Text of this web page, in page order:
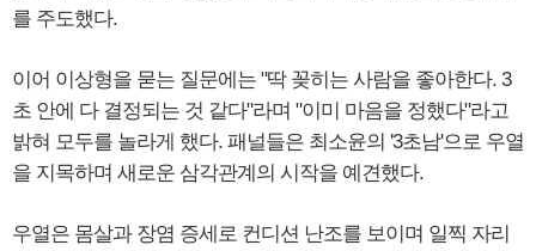
를 주도했다.
이어 이상형을 묻는 질문에는 "딱 꽂히는 사람을 좋아한다. 3
초 안에 다 결정되는 것 같다"라며 "이미 마음을 정했다"라고
밝혀 모두를 놀라게 했다. 패널들은 최소윤의 '3초남'으로 우열
을 지목하며 새로운 삼각관계의 시작을 예견했다.
우열은 몸살과 장염 증세로 컨디션 난조를 보이며 일찍 자리